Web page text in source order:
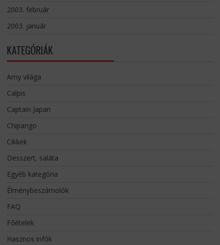
2003. február
2003. január
KATEGÓRIÁK
Amy világa
Calpis
Captain Japan
Chipango
Cikkek
Desszert, saláta
Egyéb kategória
Élménybeszámolók
FAQ
Főételek
Hasznos infók